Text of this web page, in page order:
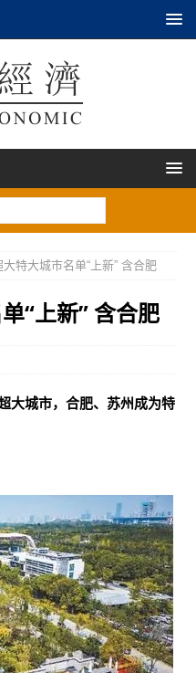
大特大城市名单“上新” 含合肥
“上新” 含合肥
大城市，合肥、苏州成为特